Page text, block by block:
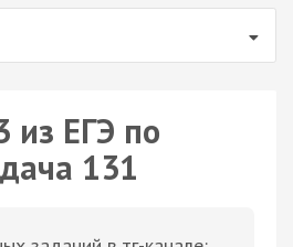
из ЕГЭ по
131